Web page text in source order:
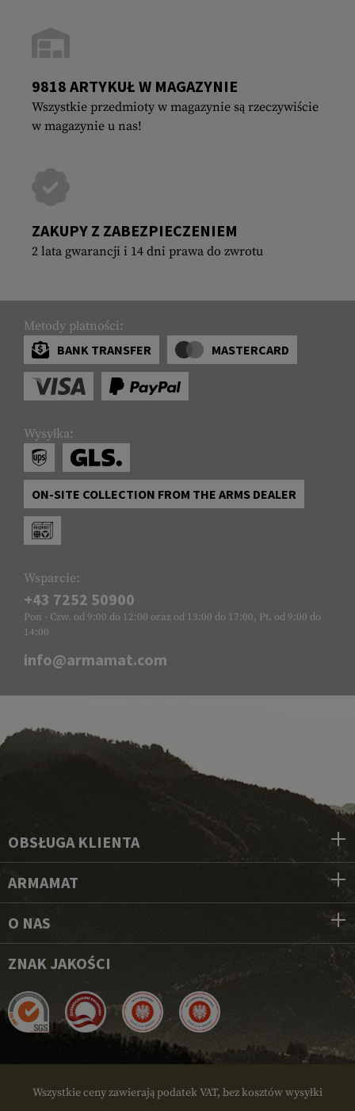
9818 ARTYKUŁ W MAGAZYNIE
Wszystkie przedmioty w magazynie są rzeczywiście
w magazynie u nas!
ZAKUPY Z ZABEZPIECZENIEM
2 lata gwarancji i 14 dni prawa do zwrotu
Metody płatności:
BANK TRANSFER
MASTERCARD
Wysyłka:
ON-SITE COLLECTION FROM THE ARMS DEALER
Wsparcie:
+43 7252 50900
Pon - Czw. od 9:00 do 12:00 oraz od 13:00 do 17:00, Pt. od 9:00 do
14:00
info@armamat.com
OBSŁUGA KLIENTA
ARMAMAT
O NAS
ZNAK JAKOŚCI
Wszystkie ceny zawierają podatek VAT, bez kosztów wysyłki